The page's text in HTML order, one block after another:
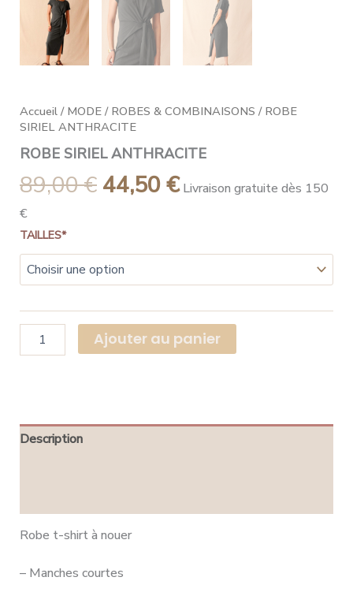
Accueil / MODE / ROBES & COMBINAISONS / ROBE
SIRIEL ANTHRACITE
ROBE SIRIEL ANTHRACITE
89,00€ 44,50€ Livraison gratuite dès 150
€
TAILLES*
Ajouter au panier
Description
Robe t-shirt à nouer
– Manches courtes